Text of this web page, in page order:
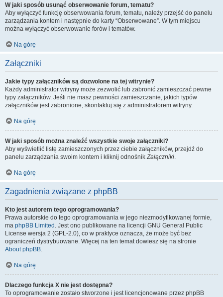
W jaki sposób usunąć obserwowanie forum, tematu?
Aby wyłączyć funkcję obserwowania forum, tematu, należy przejść do panelu
zarządzania kontem i następnie do karty “Obserwowane”. W tym miejscu
można wyłączyć obserwowanie forów i tematów.
Na górę
Załączniki
Jakie typy załączników są dozwolone na tej witrynie?
Każdy administrator witryny może zezwolić lub zabronić zamieszczać pewne
typy załączników. Jeśli nie masz pewności zamieszczanie, jakich typów
załączników jest zabronione, skontaktuj się z administratorem witryny.
Na górę
W jaki sposób można znaleźć wszystkie swoje załączniki?
Aby wyświetlić listę zamieszczonych przez ciebie załączników, przejdź do
panelu zarządzania swoim kontem i kliknij odnośnikZałączniki.
Na górę
Zagadnienia związane z phpBB
Kto jest autorem tego oprogramowania?
Prawa autorskie do tego oprogramowania w jego niezmodyfikowanej formie,
ma phpBB Limited . Jest ono publikowane na licencji GNU General Public
License wersja 2 (GPL-2.0), co w praktyce oznacza, że może być bez
ograniczeń dystrybuowane. Więcej na ten temat dowiesz się na stronie
About phpBB.
Na górę
Dlaczego funkcja X nie jest dostępna?
To oprogramowanie zostało stworzone i jest licencjonowane przez phpBB